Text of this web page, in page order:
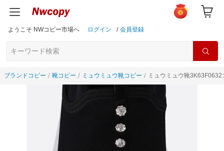
ようこそ NWコピー市場へ ログイン / 会員登録
ブランドコピー 靴コピー ミュウミュウ靴コピー ミュウミュウ靴3K63F0632